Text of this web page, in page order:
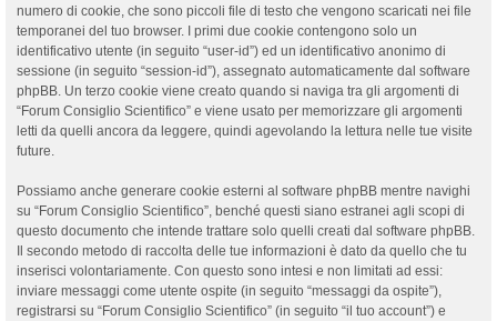
numero di cookie, che sono piccoli file di testo che vengono scaricati nei file
temporanei del tuo browser. I primi due cookie contengono solo un
identificativo utente (in seguito “user-id”) ed un identificativo anonimo di
sessione (in seguito “session-id”), assegnato automaticamente dal software
phpBB. Un terzo cookie viene creato quando si naviga tra gli argomenti di
“Forum Consiglio Scientifico” e viene usato per memorizzare gli argomenti
letti da quelli ancora da leggere, quindi agevolando la lettura nelle tue visite
future.
Possiamo anche generare cookie esterni al software phpBB mentre navighi
su “Forum Consiglio Scientifico”, benché questi siano estranei agli scopi di
questo documento che intende trattare solo quelli creati dal software phpBB.
Il secondo metodo di raccolta delle tue informazioni è dato da quello che tu
inserisci volontariamente. Con questo sono intesi e non limitati ad essi:
inviare messaggi come utente ospite (in seguito “messaggi da ospite”),
registrarsi su “Forum Consiglio Scientifico” (in seguito “il tuo account”) e